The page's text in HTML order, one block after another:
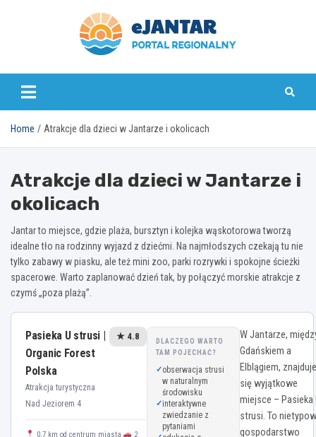
ejantar.pl
Home Atrakcje dla dzieci w Jantarze i okolicach
Atrakcje dla dzieci w Jantarze i
okolicach
Jantar to miejsce, gdzie plaża, bursztyn i kolejka wąskotorowa tworzą
idealne tło na rodzinny wyjazd z dziećmi. Na najmłodszych czekają tu nie
tylko zabawy w piasku, ale też mini zoo, parki rozrywki i spokojne ścieżki
spacerowe. Warto zaplanować dzień tak, by połączyć morskie atrakcje z
czymś „poza plażą”.
Pasieka U strusi |
Organic Forest
Polska
Atrakcja turystyczna
Nad Jeziorem 4
★ 4.8
0.7 km od centrum miasta
2
DLACZEGO WARTO
TAM POJECHAĆ?
obserwacja strusi
w naturalnym
środowisku
interaktywne
zwiedzanie z
pytaniami
W Jantarze,
Gdańskiem a
Elblągiem, znajduje
się wyjątkowe
miejsce – Pasieka
strusi. To
gospodarstwo